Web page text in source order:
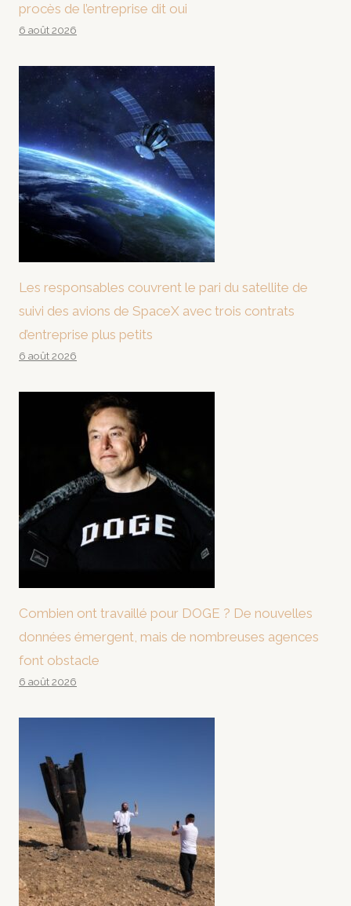
procès de l’entreprise dit oui
6 août 2026
Les responsables couvrent le pari du satellite de
suivi des avions de SpaceX avec trois contrats
d’entreprise plus petits
6 août 2026
Combien ont travaillé pour DOGE ? De nouvelles
données émergent, mais de nombreuses agences
font obstacle
6 août 2026